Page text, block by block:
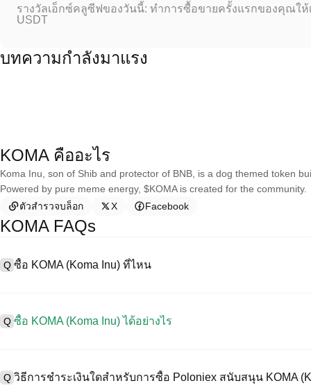
รางวัลเอ็กซ์คลูซีฟของวันนี้: ทำการซื้อขายครั้งแรกของคุณใ
USDT
บทความกำลังมาแรง
KOMA คืออะไร
Koma Inu, son of Shib and protector of BNB, is a dog themed token
Powered by pure meme energy, $KOMA is created for the community.
ตัวสำรวจบล็อก
X Facebook
KOMA FAQs
Q ซื้อ KOMA (Koma Inu) ที่ไหน
งานง่าย สภาพคล่องสูง และเครื่องมือการซื้อขายที่หลากหลายเพื่อลด
ริปโทเคอร์เรนซีที่หลากหลาย รวมทั้ง KOMA, และให้ค่าธรรมเนียมกา
1. สร้างบัญชีและตรวจสอบ KYC ให้สมบูรณ์
2. ทุนในบัญชีของคุณด้วยเคอร์เรนซีเฟียตและคริปโทเคอร์เรนซี
Q ซื้อ KOMA (Koma Inu) ได้อย่างไร
และทรัพย์สินดิจิทัลคุณภาพสูงมากมาย
Q วิธีการชำระเงินใดสำหรับการซื้อ Poloniex สนับสนุน KOMA